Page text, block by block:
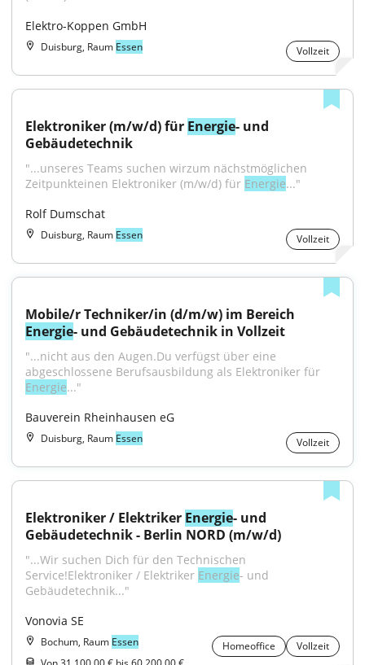
Elektro-Koppen GmbH
Duisburg, Raum Essen Vollzeit
Elektroniker (m/w/d) für Energie- und
Gebäudetechnik
"...unseres Teams suchen wirzum nächstmöglichen
Zeitpunkteinen Elektroniker (m/w/d) für Energie..."
Rolf Dumschat
Duisburg, Raum Essen Vollzeit
Energie- und Gebäudetechnik in Vollzeit
"...nicht aus den Augen.Du verfügst über eine
Energie..."
Bauverein Rheinhausen eG
Duisburg, Raum Essen Vollzeit
Elektroniker / Elektriker Energie- und
Gebäudetechnik - Berlin NORD (m/w/d)
"...Wir suchen Dich für den Technischen
Service!Elektroniker / Elektriker Energie- und
Gebäudetechnik..."
Vonovia SE
Bochum, Raum Essen Homeoffice
Vollzeit